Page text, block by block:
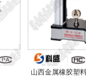
山西金属橡胶塑